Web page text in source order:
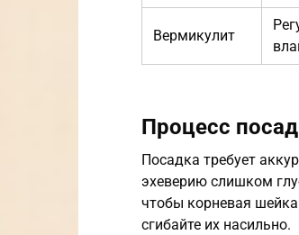
Вермикулит
Процесс
Посадка требует
эхеверию слишком
чтобы корневая
сгибайте их насильно.